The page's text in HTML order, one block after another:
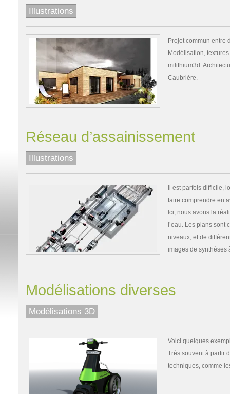
Illustrations
Projet commun entre
Modélisation,
milithium3d.
Caubrière.
Réseau d’assainissement
Illustrations
Il est parfois difficile,
faire comprendre en
Ici, nous avons la
l’eau. Les plans sont
niveaux, et de
images de synthèses
Modélisations diverses
Modélisations 3D
Voici quelques
Très souvent à partir
techniques, comme